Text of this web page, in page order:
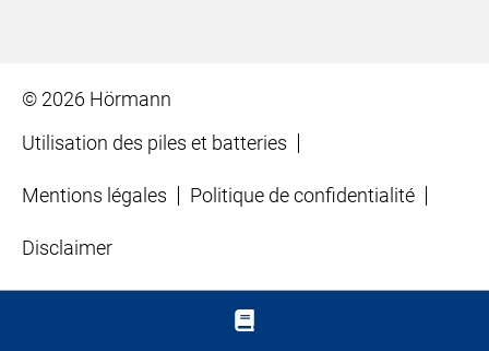
© 2026 Hörmann
Utilisation des piles et batteries
Mentions légales Politique de confidentialité
Disclaimer